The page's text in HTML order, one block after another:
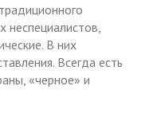
В них
Всегда есть
«черное» и